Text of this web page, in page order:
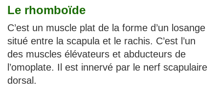
Le rhomboïde
C’est un muscle plat de la forme d’un losange
situé entre la scapula et le rachis. C’est l’un
des muscles élévateurs et abducteurs de
l’omoplate. Il est innervé par le nerf scapulaire
dorsal.